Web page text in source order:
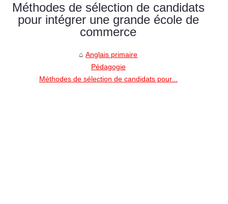
Méthodes de sélection de candidats
pour intégrer une grande école de
commerce
Anglais primaire
Pédagogie
Méthodes de sélection de candidats pour...